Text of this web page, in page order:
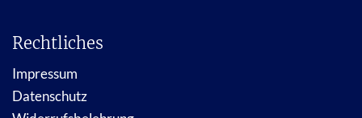
Rechtliches
Impressum
Datenschutz